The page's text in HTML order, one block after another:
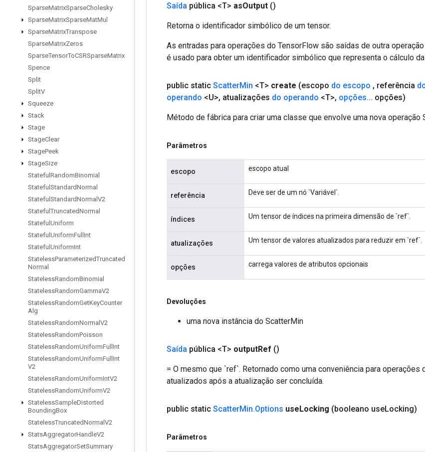
SparseMatrixSparseCholesky
SparseMatrixSparseMatMul
SparseMatrixTranspose
SparseMatrixZeros
SparseTensorToCSRSparseMatrix
Spence
Split
SplitV
Squeeze
Stack
Stage
StageClear
StagePeek
StageSize
Stateful RandomBinomial
Stateful StandardNormal
Stateful StandardNormal V2
Stateful TruncatedNormal
Stateful Uniform
Stateful UniformFull Int
Stateful UniformInt
StatelessParameterizedTruncated
Normal
StatelessRandomBinomial
StatelessRandomGammaV2
StatelessRandomGetKeyCounter
Alg
StatelessRandomNormal V2
StatelessRandomPoisson
StatelessRandomUniformFull Int
StatelessRandomUniformFull Int
V2
StatelessRandomUniformIntV2
StatelessRandomUniformV2
StatelessSampleDistorted
BoundingBox
StatelessTruncatedNormal V2
StatsAggregatorHandleV2
StatsAggregatorSetSummary
Saída pública <T> asOutput ()
Retorna o identificador simbólico de um tensor.
As entradas para operações do TensorFlow são saídas de outra
é usado para obter um identificador simbólico que representa o cálculo da
public static ScatterMin <T> create (escopo do escopo , referência
operando <U>, atualizações do operando <T>, opções... opções)
Método de fábrica para criar uma classe que envolve uma nova operação
Parâmetros
escopo escopo atual
referência Deve ser de um nó `Variável`.
índices Um tensor de índices na primeira dimensão de `ref`.
atualizações Um tensor de valores atualizados para reduzir em `ref`.
opções carrega valores de atributos opcionais
Devoluções
uma nova instância do ScatterMin
Saída pública <T> outputRef ()
= O mesmo que `ref`. Retornado como uma conveniência para operações
atualizados após a atualização ser concluída.
public static ScatterMin.Options use Locking (booleano useLocking)
Parâmetros